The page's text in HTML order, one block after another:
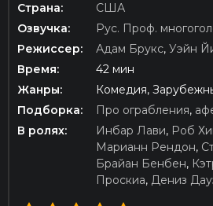
Страна:
США
Озвучка:
Рус. Проф.
Режиссер:
Адам Брукс, Уэйн
Время:
42 мин
Жанры:
Комедия,
Подборка:
Про ограбления,
В ролях:
Инбар Лави, Роб
Марианн Рендон,
Брайан Бенбен,
Проскиа, Дениз